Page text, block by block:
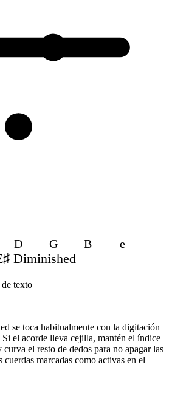
D G B e
Diminished
texto
se toca habitualmente con la digitación
Si el acorde lleva cejilla, mantén el índice
el resto de dedos para no apagar las
cuerdas marcadas como activas en el